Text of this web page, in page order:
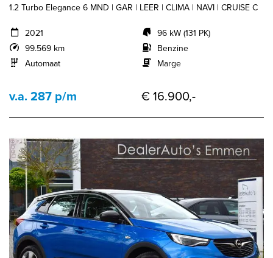
1.2 Turbo Elegance 6 MND | GAR | LEER | CLIMA | NAVI | CRUISE C
2021
99.569 km
Automaat
96 kW (131 PK)
Benzine
Marge
v.a. 287 p/m € 16.900,-